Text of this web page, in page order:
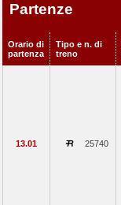
Partenze
Orario di
partenza
Tipo e n. di
treno
13.01 25740